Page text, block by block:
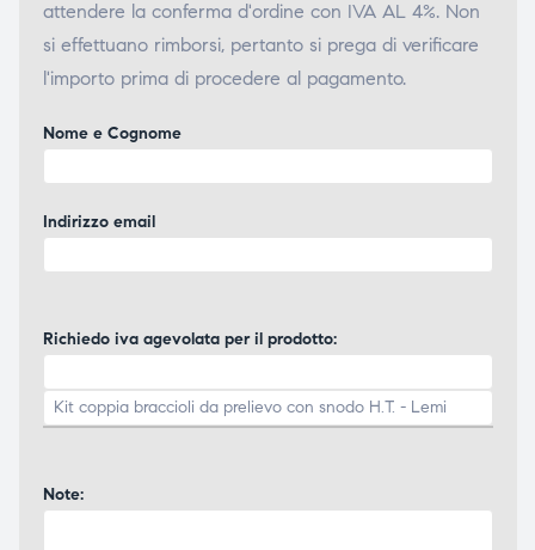
attendere la conferma d'ordine con IVA AL 4%. Non
si effettuano rimborsi, pertanto si prega di verificare
l'importo prima di procedere al pagamento.
Nome e Cognome
Indirizzo email
Richiedo iva agevolata per il prodotto:
Note: